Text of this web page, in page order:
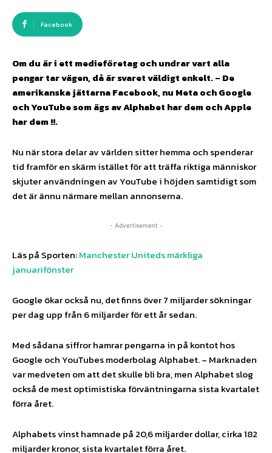
Facebook
Om du är i ett medieföretag och undrar vart alla
pengar tar vägen, då är svaret väldigt enkelt. – De
amerikanska jättarna Facebook, nu Meta och Google
och YouTube som ägs av Alphabet har dem och Apple
har dem !!.
Nu när stora delar av världen sitter hemma och spenderar
tid framför en skärm istället för att träffa riktiga människor
skjuter användningen av YouTube i höjden samtidigt som
det är ännu närmare mellan annonserna.
- Advertisement -
Läs på Sporten:Manchester Uniteds märkliga
januarifönster
Google ökar också nu, det finns över 7 miljarder sökningar
per dag upp från 6 miljarder för ett år sedan.
Med sådana siffror hamrar pengarna in på kontot hos
Google och YouTubes moderbolag Alphabet. – Marknaden
var medveten om att det skulle bli bra, men Alphabet slog
också de mest optimistiska förväntningarna sista kvartalet
förra året.
Alphabets vinst hamnade på 20,6 miljarder dollar, cirka 182
miljarder kronor, sista kvartalet förra året.